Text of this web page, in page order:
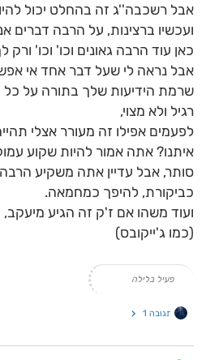
אבל רשכבה''ג זה בהחלט יכול
ועכשיו ברצינות, על הרבה דברים
כאן עוד הרבה גאונים וכו' וכו' ורק
אבל נראה לי שעל דבר אחד אי
שרמת הידיעות שלך בתורה על כל
רגיל ולא מצוי,
לפעמים אפילו זה מעורר אצלי
איתנו? אתה אמור להיות שקוע
סותר, אבל עדיין אתה משקיע הרבה
כביקורת, להיפך כמחמאה.
ועוד משהו אם ז'ק זה הגיע
(כמו ג'ייקובס)
פעיל בלילה
תגובה 1